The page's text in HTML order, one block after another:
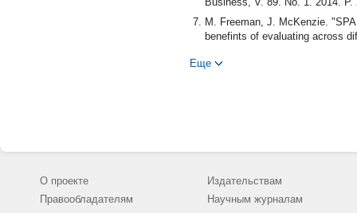
M. Freeman, J. McKenzie.
benefints of evaluating across
courses", Procceedings of the
Proceedings of the 2003
Computing Science in
D. J. Weiss. "Item banking,
Еще
О проекте
Правообладателям
Издательствам
Научным журналам